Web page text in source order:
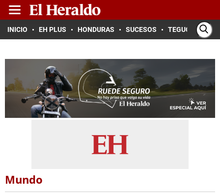
INICIO EH PLUS HONDURAS SUCESOS TEGUCIGALPA
Mundo